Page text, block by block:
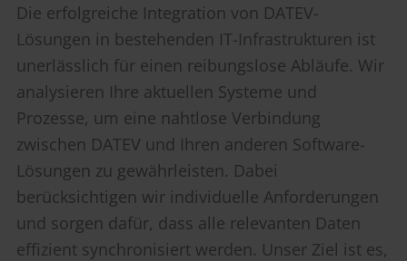
Die erfolgreiche Integration von DATEV-
Lösungen in bestehenden IT-Infrastrukturen ist
unerlässlich für einen reibungslose Abläufe. Wir
analysieren Ihre aktuellen Systeme und
Prozesse, um eine nahtlose Verbindung
zwischen DATEV und Ihren anderen Software-
Lösungen zu gewährleisten. Dabei
berücksichtigen wir individuelle Anforderungen
und sorgen dafür, dass alle relevanten Daten
effizient synchronisiert werden. Unser Ziel ist es,